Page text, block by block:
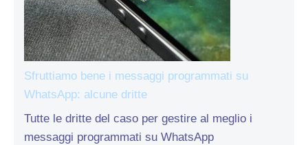
Sfruttiamo bene i messaggi programmati su
WhatsApp: alcune dritte
Tutte le dritte del caso per gestire al meglio i
messaggi programmati su WhatsApp